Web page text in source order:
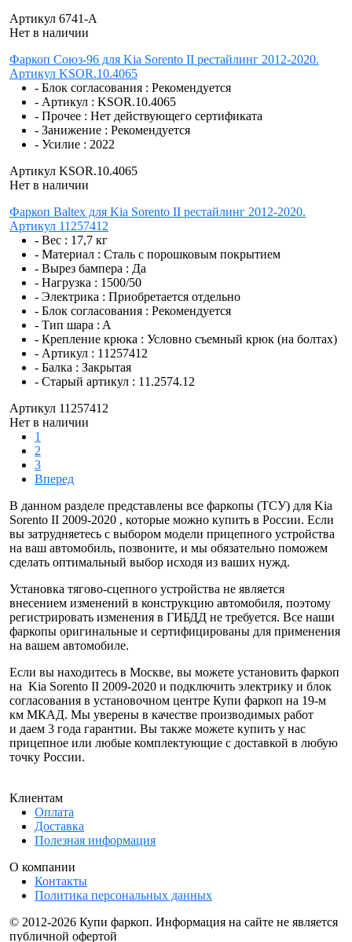
Артикул 6741-A
Нет в наличии
Фаркоп Союз-96 для Kia Sorento II рестайлинг 2012-2020.
Артикул KSOR.10.4065
- Блок согласования : Рекомендуется
- Артикул : KSOR.10.4065
- Прочее : Нет действующего сертификата
- Занижение : Рекомендуется
- Усилие : 2022
Артикул KSOR.10.4065
Нет в наличии
Фаркоп Baltex для Kia Sorento II рестайлинг 2012-2020.
Артикул 11257412
- Вес : 17,7 кг
- Материал : Сталь с порошковым покрытием
- Вырез бампера : Да
- Нагрузка : 1500/50
- Электрика : Приобретается отдельно
- Блок согласования : Рекомендуется
- Тип шара : A
- Крепление крюка : Условно съемный крюк (на болтах)
- Артикул : 11257412
- Балка : Закрытая
- Старый артикул : 11.2574.12
Артикул 11257412
Нет в наличии
1
2
3
Вперед
В данном разделе представлены все фаркопы (ТСУ) для Kia
Sorento II 2009-2020 , которые можно купить в России. Если
вы затрудняетесь с выбором модели прицепного устройства
на ваш автомобиль, позвоните, и мы обязательно поможем
сделать оптимальный выбор исходя из ваших нужд.
Установка тягово-сцепного устройства не является
внесением изменений в конструкцию автомобиля, поэтому
регистрировать изменения в ГИБДД не требуется. Все наши
фаркопы оригинальные и сертифицированы для применения
на вашем автомобиле.
Если вы находитесь в Москве, вы можете установить фаркоп
на Kia Sorento II 2009-2020 и подключить электрику и блок
согласования в установочном центре Купи фаркоп на 19-м
км МКАД. Мы уверены в качестве производимых работ
и даем 3 года гарантии. Вы также можете купить у нас
прицепное или любые комплектующие с доставкой в любую
точку России.
Клиентам
Оплата
Доставка
Полезная информация
О компании
Контакты
Политика персональных данных
© 2012-2026 Купи фаркоп. Информация на сайте не является
публичной офертой